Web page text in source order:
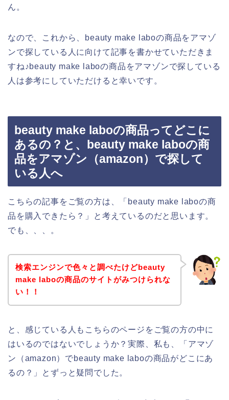
ん。
なので、これから、beauty make laboの商品をアマゾ
ンで探している人に向けて記事を書かせていただきま
すね♪beauty make laboの商品をアマゾンで探している
人は参考にしていただけると幸いです。
beauty make laboの商品ってどこに
あるの？と、beauty make laboの商
品をアマゾン（amazon）で探して
いる人へ
こちらの記事をご覧の方は、「beauty make laboの商
品を購入できたら？」と考えているのだと思います。
でも、、、。
検索エンジンで色々と調べたけどbeauty
make laboの商品のサイトがみつけられな
い！！
と、感じている人もこちらのページをご覧の方の中に
はいるのではないでしょうか？実際、私も、「アマゾ
ン（amazon）でbeauty make laboの商品がどこにあ
るの？」とずっと疑問でした。